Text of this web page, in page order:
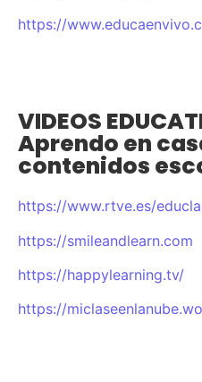
https://
VIDEOS
Aprendo en
contenidos
https://www.rtve.es/
https://smileandlearn.com
https://happylearning.tv/
https://